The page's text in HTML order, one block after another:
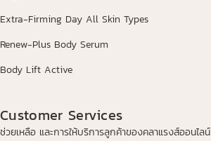
Extra-Firming Day All Skin Types
Renew-Plus Body Serum
Body Lift Active
Customer Services
ช่วยเหลือ และการให้บริการลูกค้าของคลาแรงส์ออนไลน์